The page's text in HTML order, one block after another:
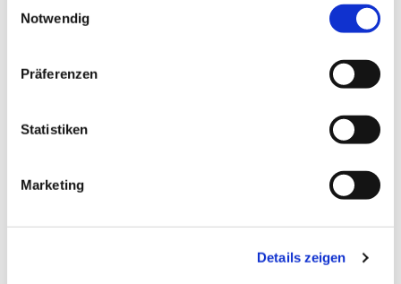
Notwendig
Präferenzen
Statistiken
Marketing
Details zeigen
jetzt daraus?"
An Pfingsten feiern Christinnen und Christen den
Moment, in dem der Heilige Geist zu den Jüngern
die Welt zu tragen. Wie wird das Thema in Schulen
behandelt? Davon berichtet Schulreferentin Yvonne